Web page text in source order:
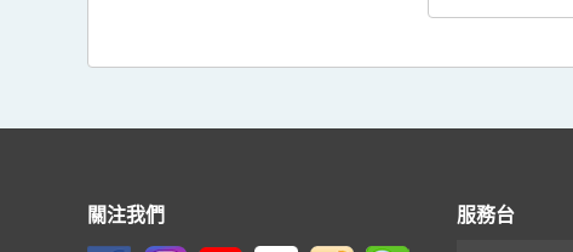
關注我們 服務台